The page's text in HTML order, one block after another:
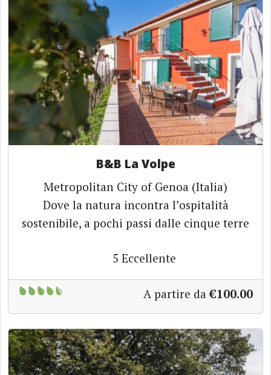
B&B La Volpe
Metropolitan City of Genoa (Italia)
Dove la natura incontra l’ospitalità
sostenibile, a pochi passi dalle cinque terre
5 Eccellente
A partire da €100.00